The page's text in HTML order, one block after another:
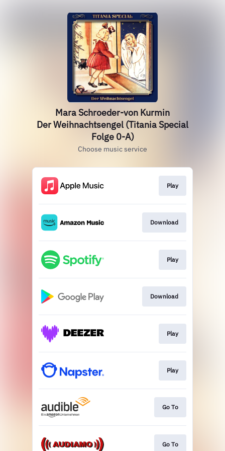
Mara Schroeder-von Kurmin
Der Weihnachtsengel (Titania Special
Folge 0-A)
Choose music service
Play
Download
Play
Download
Play
Play
Go To
Go To